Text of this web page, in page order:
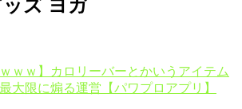
ズ ヨガ
ｗｗｗ】カロリーバーとかいうアイテム
大限に煽る運営【パワプロアプリ】